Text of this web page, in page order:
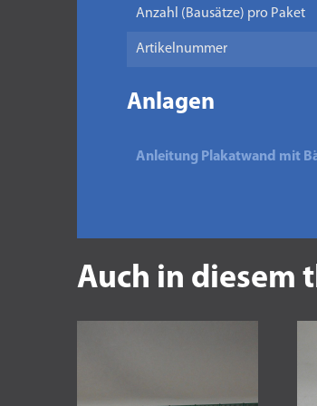
Anzahl (Bausätze) pro Paket
Artikelnummer
Anlagen
Anleitung Plakatwand mit
Auch in diesem